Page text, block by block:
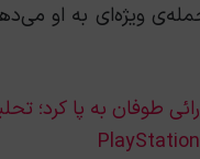
ویژه‌ای به او
طوفان به پا کرد؛